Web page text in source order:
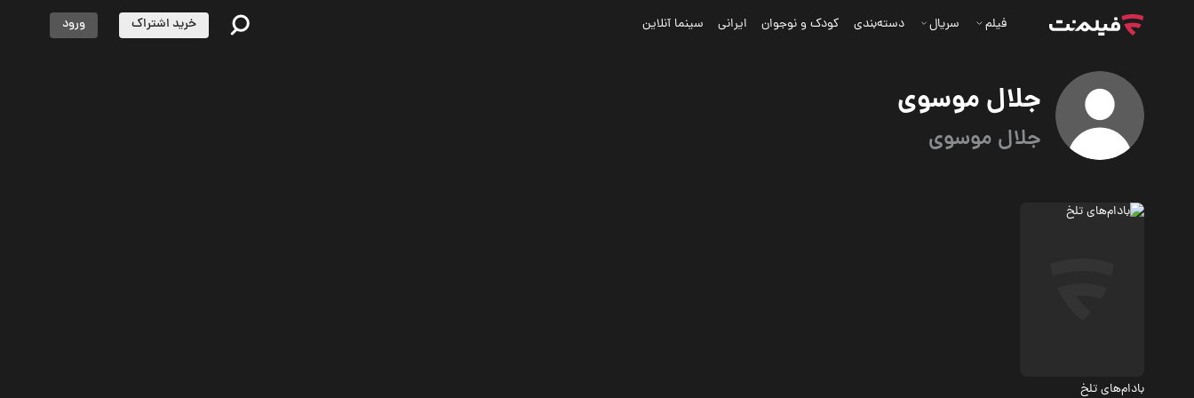
جلال موسوی
جلال موسوی
فیلم سریال دسته‌بندی کودک و نوجوان ایرانی سینما آنلاین خرید اشتراک ورود
بادام‌های تلخ